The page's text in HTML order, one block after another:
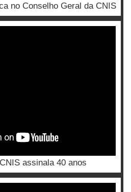
no Conselho Geral da CNIS
assinala 40 anos